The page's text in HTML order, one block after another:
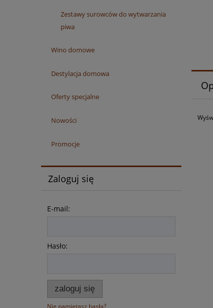
Zestawy surowców do wytwarzania
piwa
Wino domowe
Destylacja domowa
Oferty specjalne
Nowości
Promocje
Zaloguj się
E-mail:
Hasło:
zaloguj się
Nie pamiętasz hasła?